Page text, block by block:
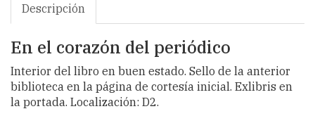
Descripción
En el corazón del periódico
Interior del libro en buen estado. Sello de la anterior
biblioteca en la página de cortesía inicial. Exlibris en
la portada. Localización: D2.